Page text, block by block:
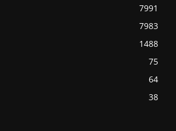
7991
7983
1488
75
64
38